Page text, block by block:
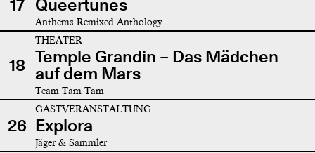
17 Queertunes
Anthems Remixed Anthology
18
THEATER
Temple Grandin – Das Mädchen
auf dem Mars
Team Tam Tam
26
GASTVERANSTALTUNG
Explora
Jäger & Sammler